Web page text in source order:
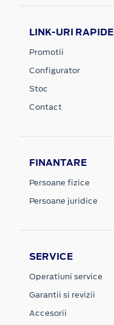
LINK-URI RAPIDE
Promotii
Configurator
Stoc
Contact
FINANTARE
Persoane fizice
Persoane juridice
SERVICE
Operatiuni service
Garantii si revizii
Accesorii